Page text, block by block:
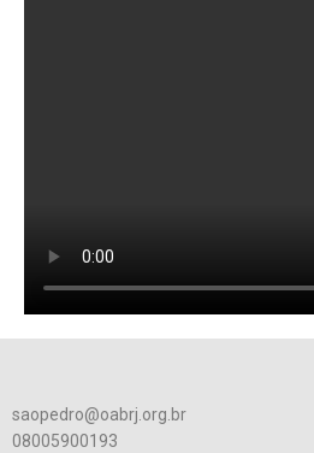
saopedro@oabrj.org.br
08005900193